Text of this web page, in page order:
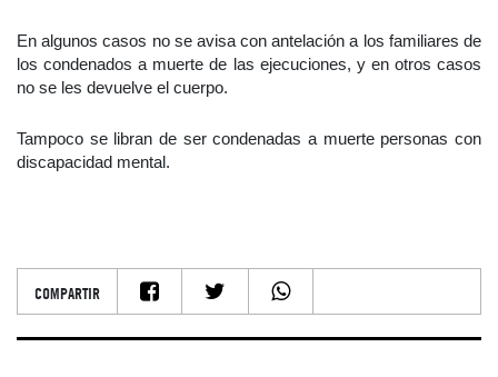
En algunos casos no se avisa con antelación a los familiares de
los condenados a muerte de las ejecuciones, y en otros casos
no se les devuelve el cuerpo.
Tampoco se libran de ser condenadas a muerte personas con
discapacidad mental.
COMPARTIR